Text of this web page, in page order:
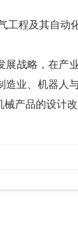
工程及其自动化
展战略，在产
造业、机器人
产品的设计